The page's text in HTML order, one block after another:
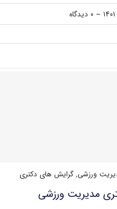
-- ۰ دیدگاه
on
گرایش
شناسی
ورزشی, گرایش های دکتری
ﻣﺪﻳﺮﻳﺖ ورزشی